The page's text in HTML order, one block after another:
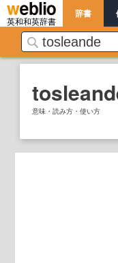
英和和英辞書
辞書
意味・読み方・使い方